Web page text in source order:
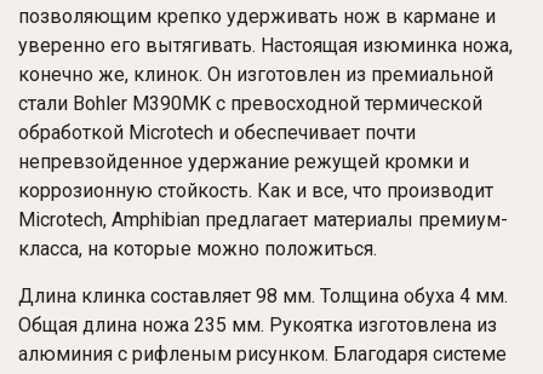
позволяющим крепко удерживать нож в кармане и
уверенно его вытягивать. Настоящая изюминка ножа,
конечно же, клинок. Он изготовлен из премиальной
стали Bohler M390MK с превосходной термической
обработкой Microtech и обеспечивает почти
непревзойденное удержание режущей кромки и
коррозионную стойкость. Как и все, что производит
Microtech, Amphibian предлагает материалы премиум-
класса, на которые можно положиться.
Длина клинка составляет 98 мм. Толщина обуха 4 мм.
Общая длина ножа 235 мм. Рукоятка изготовлена ​​из
алюминия с рифленым рисунком. Благодаря системе